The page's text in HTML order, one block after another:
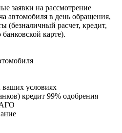
заявки на рассмотрение
автомобиля в день обращения,
(безналичный расчет, кредит,
карте).
условиях
кредит 99% одобрения